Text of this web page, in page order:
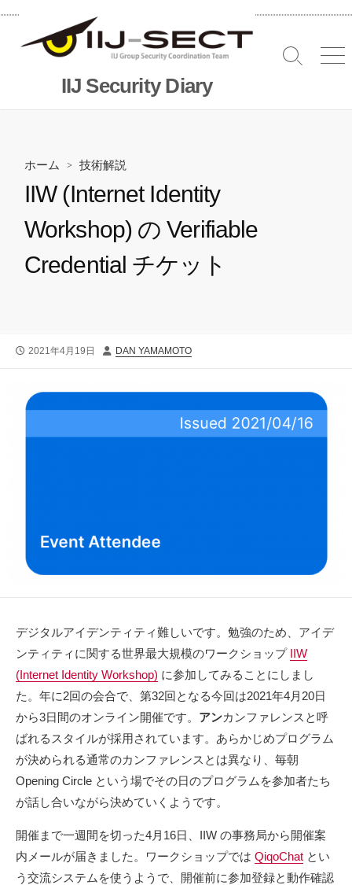
へ
IIJ Security Diary
検
メ
ホーム > 技術解説
IIW (Internet Identity
Workshop) の Verifiable
Credential チケット
公
2021年4月19日
投
DAN YAMAMOTO
デジタルアイデンティティ難しいです。勉強のため、アイデ
ンティティに関する世界最大規模のワークショップ IIW
(Internet Identity Workshop) に参加してみることにしまし
た。年に2回の会合で、第32回となる今回は2021年4月20日
から3日間のオンライン開催です。 アンカンファレンスと呼
ばれるスタイルが採用されています。あらかじめプログラム
が決められる通常のカンファレンスとは異なり、毎朝
Opening Circle という場でその日のプログラムを参加者たち
が話し合いながら決めていくようです。
開催まで一週間を切った4月16日、IIW の事務局から開催案
内メールが届きました。ワークショップでは QiqoChat とい
う交流システムを使うようで、開催前に参加登録と動作確認